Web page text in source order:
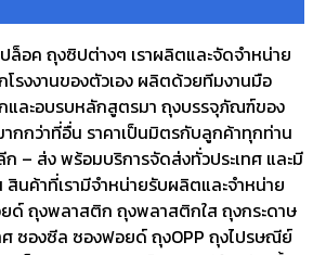
อค ถุงซิปต่างๆ เราผลิตและจัดจำหน่าย
โรงงานของตัวเอง ผลิตด้วยทีมงานมือ
และอบรบหลักสูตรมา ถุงบรรจุภัณฑ์ของ
กกว่าที่อื่น ราคาเป็นมิตรกับลูกค้าทุกท่าน
ก – ส่ง พร้อมบริการจัดส่งทั่วประเทศ และมี
สินค้าที่เรามีจำหน่ายรับผลิตและจำหน่าย
ด์ ถุงพลาสติก ถุงพลาสติกใส ถุงกระดาษ
ซองซีล ซองฟอยด์ ถุงOPP ถุงไปรษณีย์